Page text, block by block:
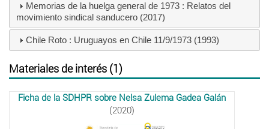
Memorias de la huelga general de 1973 : Relatos del
movimiento sindical sanducero (2017)
Chile Roto : Uruguayos en Chile 11/9/1973 (1993)
Materiales de interés (1)
Ficha de la SDHPR sobre Nelsa Zulema Gadea Galán
(2020)